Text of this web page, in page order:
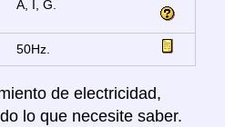
A, I, G.
50Hz.
de electricidad,
lo que necesite saber.